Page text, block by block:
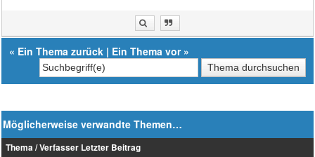
« Ein Thema zurück | Ein Thema vor»
Möglicherweise verwandte Themen…
Thema / Verfasser Letzter Beitrag